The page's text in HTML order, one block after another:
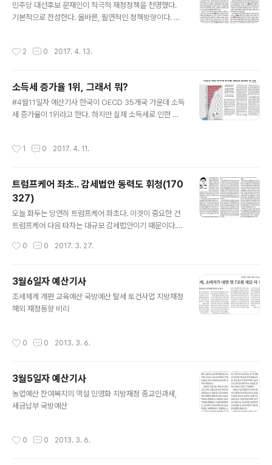
는 건 누구나 예측할 수 있으니까. 만약 그렇다면, 솔직하지
못하다고 탓하고 싶은 생각은 없다. 이해는 한다. 다만 아쉬
에 한계가 뚜렷하고, 사회적 갈등과 역습을 초래할 우려 또
민주당 대선후보 문재인이 적극적 재정정책을 천명했다.
기본적으로 찬성한다. 올바른, 필연적인 정책방향이다. 적
명히 짚어보고 싶다. 비판론자들은 '경기회복에 정부가 나
누가 경기회복을 할 것인가. 그리고 국민 세금을 그런데 쓰
지 않으면 도대체 어디에 쓸 것인가. 경기침체 국면에서 적
극적 재정정책을 쓴 선례는 많다. 김대중 정부는 공적자금
2008년 집권 첫 해 미국발..
2 0 2017. 4. 13.
소득세 증가율 1위, 그래서 뭐?
#4월11일자 예산기사 한국이 OECD 35개국 가운데 소득
세 증가율이 1위라고 한다. 하지만 실제 소득세로 인한 세
다. 2014년 기준 802만명에 이르는 면세자로 인해 "나머
증가율은 더 늘어날 것이다. 세액공제 방식으로 바꾼 건 더
많이 버는 사람에게 더 큰 증세효과가 있는데도 "소위 '가
진 자'들의 소득세 수입에 대한 과세와의 형평성을 맞추지
못한 점은 문제"라고 지적한다. 강원도의회가 또다시 201
했다. 이번이 세번째라..
1 0 2017. 4. 11.
트럼프케어 좌초.. 감세법안 동력도 휘청(170
327)
오늘 화두는 당연히 트럼프케어 좌초다. 이것이 중요한 건
트럼프케어 다음 타자는 대규모 감세법안이기 때문이다.
소를 보전하겠다고 공언해온터. 거기다 트럼프케어 의회통
다. 경향신문에는 증세 문제를 공론화할 것을 요구하는 기
고문이 실렸다. 배재대 교수 김현동은 대선주자들이 예산
공약에 대해 재원조달계획을 분명히 밝혀야 한다고 지적했
다.
0 0 2017. 3. 27.
3월6일자 예산기사
조세체계 개편 교육예산 국방예산 탈세 토건사업 지방재정
해외 재정동향 비리
0 0 2013. 3. 6.
3월5일자 예산기사
농업예산 잔여복지의 역설 민영화 지방재정 종교인과세,
세금납부 국방예산
0 0 2013. 3. 6.